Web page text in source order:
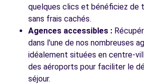
quelques clics et bénéficiez de
sans frais cachés.
Agences accessibles :
dans l'une de nos nombreuses
idéalement situées en centre-
des aéroports pour faciliter le
séjour.